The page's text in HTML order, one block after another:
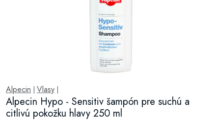
Alpecin Vlasy
Alpecin Hypo - Sensitiv šampón pre suchú a
citlivú pokožku hlavy 250 ml